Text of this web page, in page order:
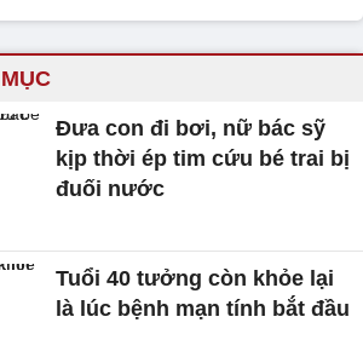
Đưa con đi bơi, nữ bác sỹ
kịp thời ép tim cứu bé trai bị
đuối nước
Tuổi 40 tưởng còn khỏe lại
là lúc bệnh mạn tính bắt đầu